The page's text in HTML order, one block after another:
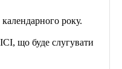
року.
що буде слугувати